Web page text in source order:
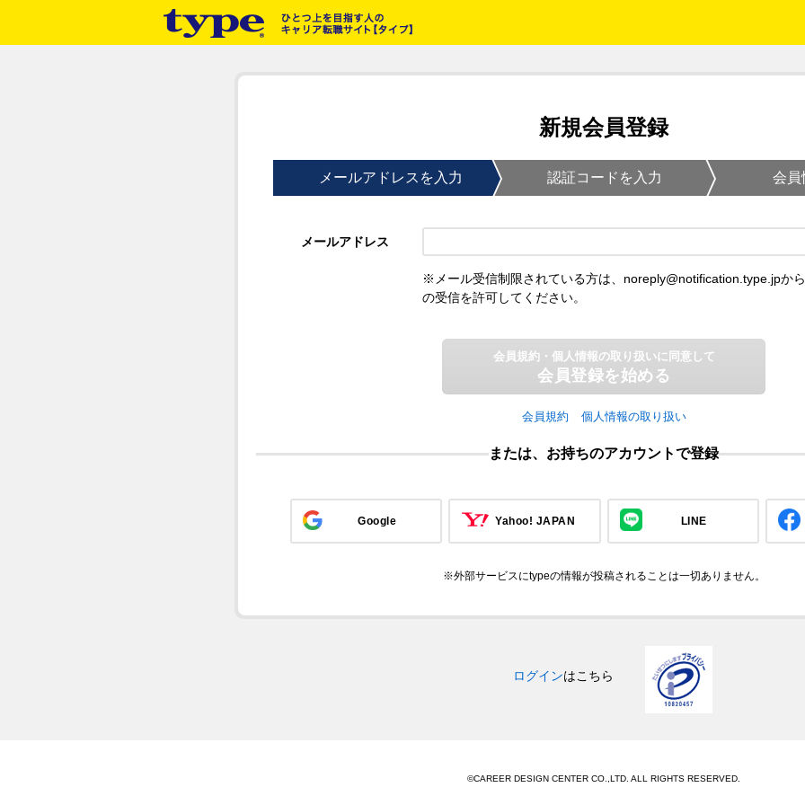
新規会員登録
メールアドレスを入力 認証コードを入力 会員
メールアドレス
※メール受信制限されている方は、noreply@notification.type.jpから
の受信を許可してください。
会員規約・個人情報の取り扱いに同意して
会員登録を始める
会員規約 個人情報の取り扱い
または、お持ちのアカウントで登録
Google Yahoo! JAPAN LINE
※外部サービスにtypeの情報が投稿されることは一切ありません。
ログインはこちら
©CAREER DESIGN CENTER CO.,LTD. ALL RIGHTS RESERVED.